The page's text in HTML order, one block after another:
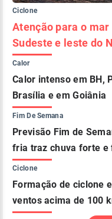
Ciclone
Atenção para o
Sudeste e leste do
Calor
Calor intenso em BH,
Brasília e em Goiânia
Fim De Semana
Previsão Fim de
fria traz chuva forte e
Ciclone
Formação de ciclone
ventos acima de 100